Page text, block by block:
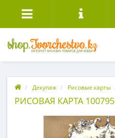
Декупаж Рисовые карты
РИСОВАЯ КАРТА 100795